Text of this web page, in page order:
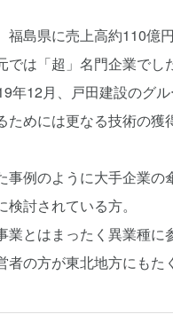
福島県に売上高約110億
では「超」名門企業で
年12月、戸田建設のグ
ためには更なる技術の
事例のように大手企業
検討されている方。
業とはまったく異業種
者の方が東北地方にもた